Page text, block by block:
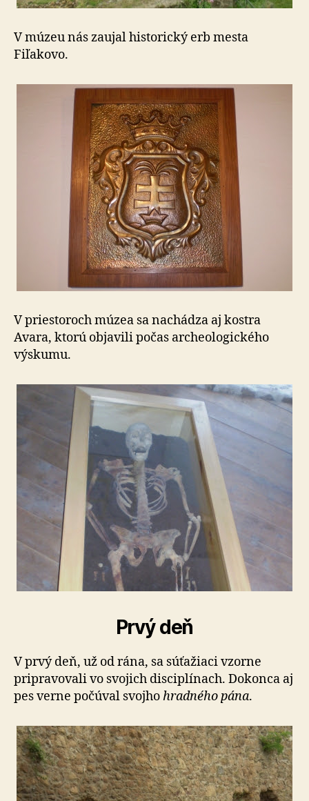
V múzeu nás zaujal historický erb mesta
Fiľakovo.
V priestoroch múzea sa nachádza aj kostra
Avara, ktorú objavili počas archeologického
výskumu.
Prvý deň
V prvý deň, už od rána, sa súťažiaci vzorne
pripravovali vo svojich disciplínach. Dokonca aj
pes verne počúval svojhohradného pána.